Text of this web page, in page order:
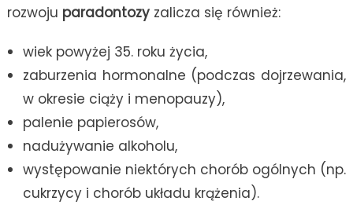
rozwoju paradontozyzalicza się również:
wiek powyżej 35. roku życia,
zaburzenia hormonalne (podczas dojrzewania,
w okresie ciąży i menopauzy),
palenie papierosów,
nadużywanie alkoholu,
występowanie niektórych chorób ogólnych (np.
cukrzycy i chorób układu krążenia).